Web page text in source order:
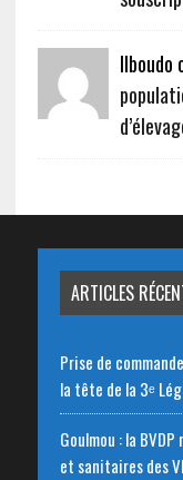
Ilboudo
ARTICLES
Prise de
la tête de la 3ᵉ
Goulmou : la
et sanitaires des